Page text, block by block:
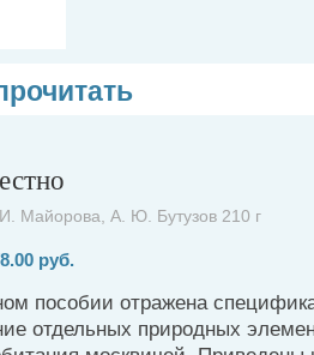
Майорова, А. Ю. Бутузов 210 г
руб.
пособии отражена
отдельных природных